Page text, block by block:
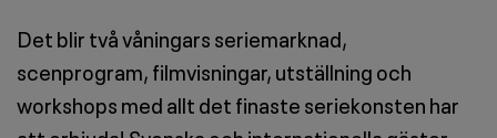
Det blir två våningars seriemarknad,
scenprogram, filmvisningar, utställning och
workshops med allt det finaste seriekonsten har